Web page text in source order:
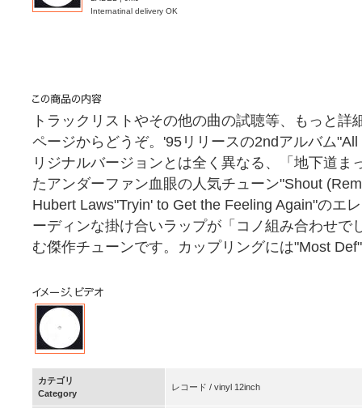
Internatinal delivery OK
トラックリストやその他の曲の試聴等、もっと詳
ページからどうぞ。'95リリースの2ndアルバム
リジナルバージョンとは全く異なる、「地下道ま
たアンダーファン血眼の人気チューン"Shout
Hubert Laws"Tryin' to Get the Feeling Again"のエ
ーディンな掛け合いラップが「コノ組み合わせで
む傑作チューンです。カップリングには"Most
カテゴリ
Category
レコード / vinyl 12inch